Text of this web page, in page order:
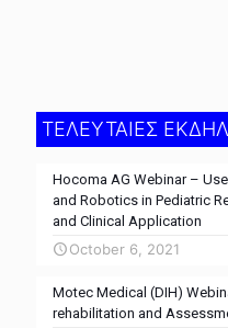
ΤΕΛΕΥΤΑΙΕΣ
Hocoma AG Webinar –
and Robotics in Pediatric
and Clinical Application
October 6, 2021
Motec Medical (DIH)
rehabilitation and